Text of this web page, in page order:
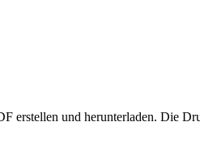
erstellen und herunterladen. Die